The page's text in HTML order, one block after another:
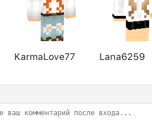
KarmaLove77 Lana6259